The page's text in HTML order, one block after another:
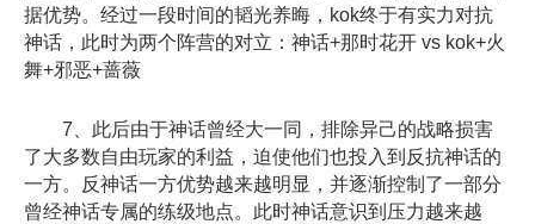
据优势。经过一段时间的韬光养晦，kok终于有实力对抗
神话，此时为两个阵营的对立：神话+那时花开 vs kok+火
舞+邪恶+蔷薇
7、此后由于神话曾经大一同，排除异己的战略损害
了大多数自由玩家的利益，迫使他们也投入到反抗神话的
一方。反神话一方优势越来越明显，并逐渐控制了一部分
曾经神话专属的练级地点。此时神话意识到压力越来越